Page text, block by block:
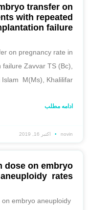
transfer on
with repeated
failure
on pregnancy rate in
Zavvar TS (Bc),
M(Ms), Khalilifar
ادامه مطلب
novin اکتبر 16, 2019
dose on embryo
aneuploidy rates
embryo aneuploidy